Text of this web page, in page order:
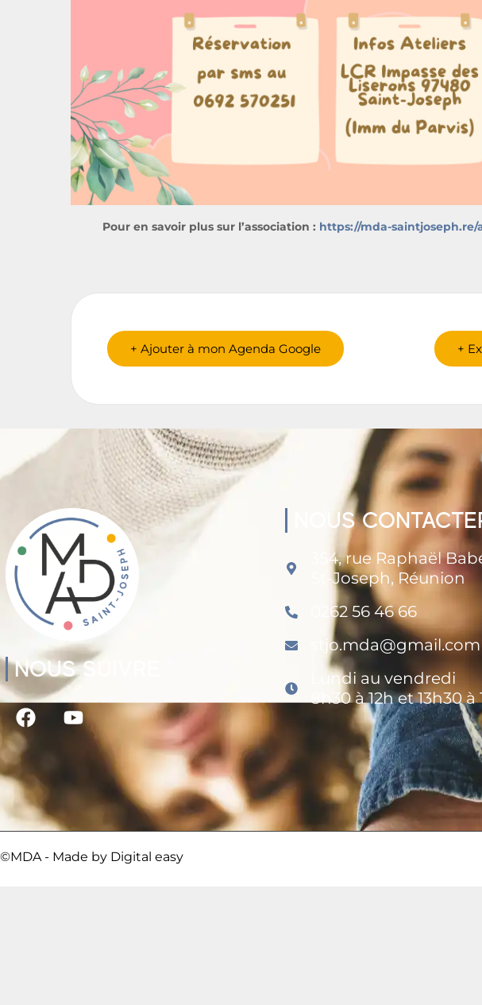
Pour en savoir plus sur l’association : https://mda-
+ Ajouter à mon Agenda Google +
NOUS SUIVRE
NOUS
354, rue Raphaël
St-Joseph, Réunion
0262 56 46 66
stjo.mda@gmail.com
Lundi au vendredi
8h30 à 12h et 13h30 à
©MDA - Made by Digital easy